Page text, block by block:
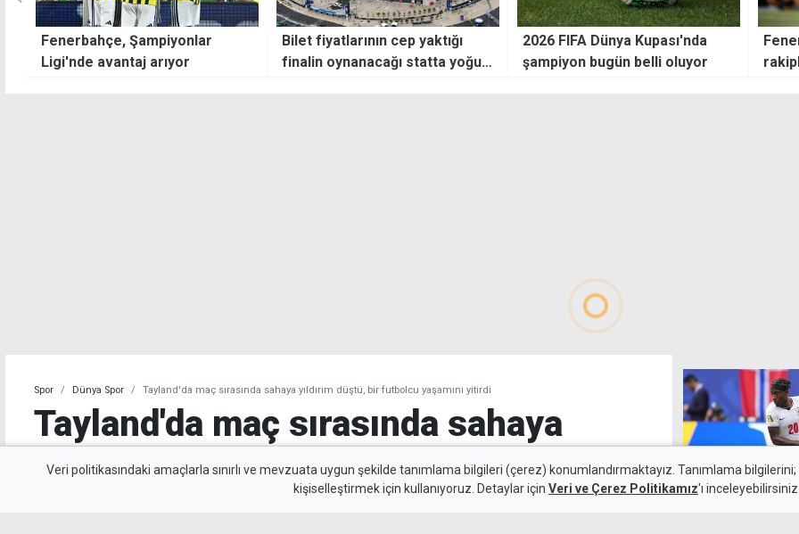
Bilet fiyatlarının cep yaktığı
finalin oynanacağı statta yoğun
2026 FIFA Dünya Kupası'nda
şampiyon bugün belli oluyor
Fenerbahçe'nin muhtemel
rakipleri kapıştı
Spor Dünya Spor Tayland'da maç sırasında sahaya yıldırım düştü, bir futbolcu yaşamını yitirdi
Tayland'da maç sırasında sahaya
yıldırım düştü, bir futbolcu yaşamını
Veri politikasındaki amaçlarla sınırlı ve mevzuata uygun şekilde tanımlama bilgileri (çerez) konumlandırmaktayız. Tanımlama
kişiselleştirmek için kullanıyoruz. Detaylar için Veri ve Çerez Politikamız'ı inceleyebilirsiniz.